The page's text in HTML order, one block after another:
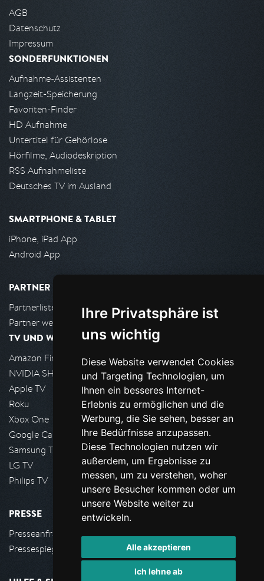
Ihre Privatsphäre ist
uns wichtig
Diese Website verwendet Cookies
und Targeting Technologien, um
Ihnen ein besseres Internet-
Erlebnis zu ermöglichen und die
Werbung, die Sie sehen, besser an
Ihre Bedürfnisse anzupassen.
Diese Technologien nutzen wir
außerdem, um Ergebnisse zu
messen, um zu verstehen, woher
unsere Besucher kommen oder um
unsere Website weiter zu
entwickeln.
Alle akzeptieren
Ich lehne ab
AGB
Datenschutz
Impressum
SONDERFUNKTIONEN
Aufnahme-Assistenten
Langzeit-Speicherung
Favoriten-Finder
HD Aufnahme
Untertitel für Gehörlose
Hörfilme, Audiodeskription
RSS Aufnahmeliste
Deutsches TV im Ausland
SMARTPHONE & TABLET
iPhone, iPad App
Android App
PARTNER
Partnerliste
Partner werden
TV UND WOHNZIMMER
Amazon FireTV
NVIDIA SHIELD, Google TV
Apple TV
Roku
Xbox One
Google Cast
Samsung TV
LG TV
Philips TV
PRESSE
Presseanfrage stellen
Pressespiegel